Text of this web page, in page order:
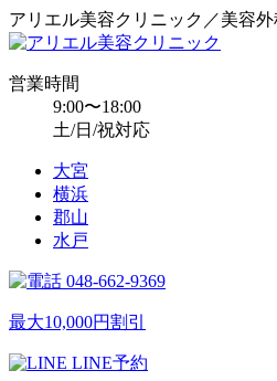
アリエル美容クリニック／美容
営業時間
9:00〜18:00
土/日/祝対応
大宮
横浜
郡山
水戸
048-662-9369
最大10,000円割引
LINE予約